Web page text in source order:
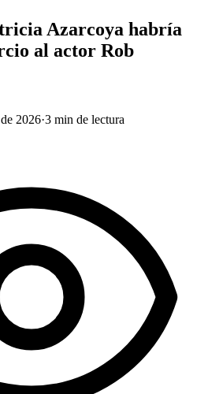
Azarcoya habría
al actor Rob
2026·3 min de lectura